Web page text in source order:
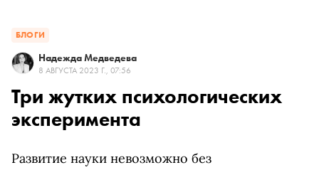
БЛОГИ
Надежда Медведева
8 АВГУСТА 2023 Г., 07:56
Три жутких психологических
эксперимента
Развитие науки невозможно без